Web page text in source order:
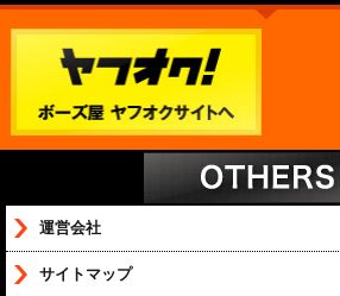
運営会社
サイトマップ